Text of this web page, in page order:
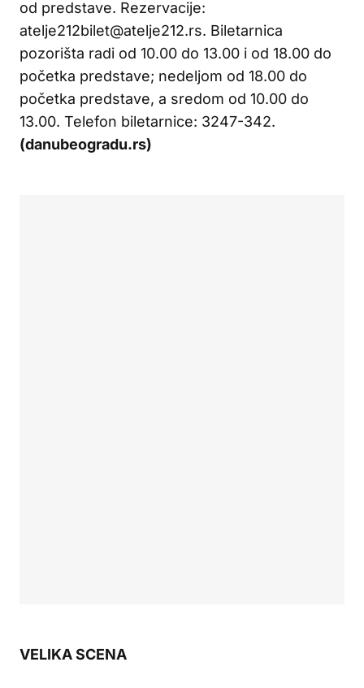
od predstave. Rezervacije:
atelje212bilet@atelje212.rs. Biletarnica
pozorišta radi od 10.00 do 13.00 i od 18.00 do
početka predstave; nedeljom od 18.00 do
početka predstave, a sredom od 10.00 do
13.00. Telefon biletarnice: 3247-342.
(danubeogradu.rs)
VELIKA SCENA